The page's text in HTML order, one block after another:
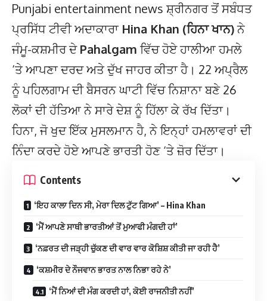
Punjabi entertainment news ਸ਼੍ਰੀਨਗਰ ਤੋਂ ਸਬੰਧਤ
ਪ੍ਰਸਿੱਧ ਟੀਵੀ ਅਦਾਕਾਰਾ Hina Khan (ਹਿਨਾ ਖਾਨ)ਨੇ
ਜੰਮੂ-ਕਸ਼ਮੀਰ ਦੇPahalgam ਵਿੱਚ ਹੋਏ ਹਾਲੀਆ ਹਮਲੇ
‘ਤੇ ਆਪਣਾ ਦਰਦ ਅਤੇ ਦੁੱਖ ਜਾਹਰ ਕੀਤਾ ਹੈ। 22 ਅਪ੍ਰੈਲ
ਨੂੰ ਪਹਿਲਗਾਮ ਦੀ ਬੈਸਰਨ ਘਾਟੀ ਵਿੱਚ ਨਿਸ਼ਾਨਾ ਬਣੇ 26
ਲੋਕਾਂ ਦੀ ਹੱਤਿਆ ਨੇ ਸਾਰੇ ਦੇਸ਼ ਨੂੰ ਹਿੱਲਾ ਕੇ ਰੱਖ ਦਿੱਤਾ।
ਹਿਨਾ, ਜੋ ਖੁਦ ਇੱਕ ਮੁਸਲਮਾਨ ਹੈ, ਨੇ ਇਨ੍ਹਾਂ ਹਮਲਾਵਰਾਂ ਦੀ
ਨਿੰਦਾ ਕਰਦੇ ਹੋਏ ਆਪਣੇ ਭਾਰਤੀ ਹੋਣ ‘ਤੇ ਜ਼ੋਰ ਦਿੱਤਾ।
Contents
‘ਇਹ ਕਾਲਾ ਦਿਨ ਸੀ, ਮੇਰਾ ਦਿਲ ਟੁੱਟ ਗਿਆ’ – Hina Khan
‘ਮੈਂ ਆਪਣੇ ਸਾਥੀ ਭਾਰਤੀਆਂ ਤੋਂ ਮੁਆਫੀ ਮੰਗਦੀ ਹਾਂ’
‘ਨਫ਼ਰਤ ਦੀ ਜੜ੍ਹੀ ਚੁੱਕਣ ਦੀ ਵਾਰ ਵਾਰ ਕੋਸ਼ਿਸ਼ ਕੀਤੀ ਜਾ ਰਹੀ ਹੈ’
‘ਕਸ਼ਮੀਰ ਦੇ ਨੌਜਵਾਨ ਭਾਰਤ ਨਾਲ ਨਿਭਾ ਰਹੇ ਨੇ’
‘ਮੈਂ ਨਿਆਂ ਦੀ ਮੰਗ ਕਰਦੀ ਹਾਂ, ਕੋਈ ਰਾਜਨੀਤੀ ਨਹੀਂ’